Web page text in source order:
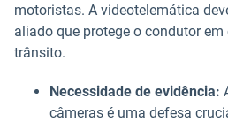
motoristas. A videotelemática
aliado que protege o condutor
trânsito.
Necessidade de evidência:
câmeras é uma defesa